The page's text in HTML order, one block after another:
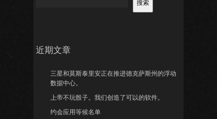
搜索
近期文章
三星和莫斯泰里安正在推进德克萨斯州的浮动
数据中心。
上帝不玩骰子。我们创造了可以的软件。
约会应用等候名单